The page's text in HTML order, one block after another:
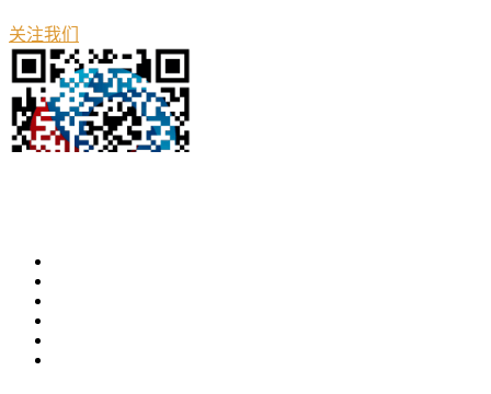
关注我们